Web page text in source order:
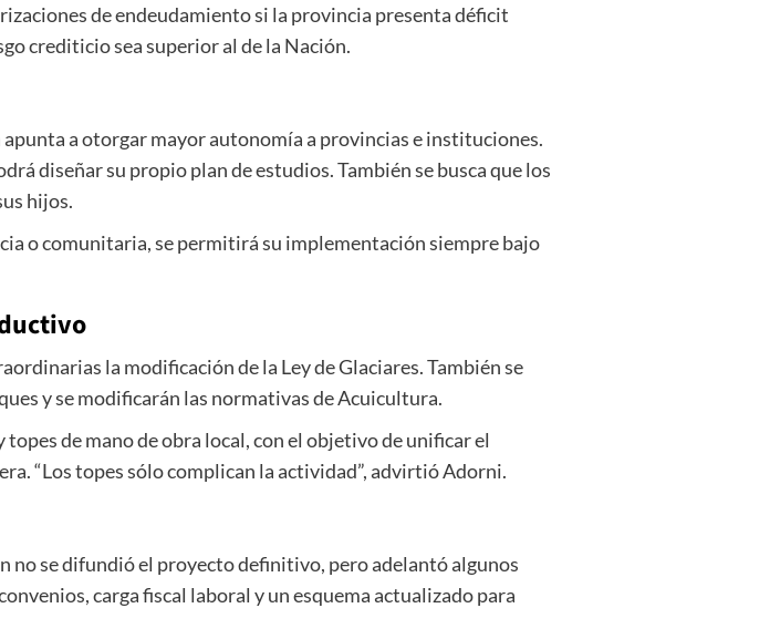
de endeudamiento si la provincia presenta déficit
crediticio sea superior al de la Nación.
a otorgar mayor autonomía a provincias e instituciones.
diseñar su propio plan de estudios. También se busca que los
hijos.
o comunitaria, se permitirá su implementación siempre bajo
la modificación de la Ley de Glaciares. También se
y se modificarán las normativas de Acuicultura.
de mano de obra local, con el objetivo de unificar el
“Los topes sólo complican la actividad”, advirtió Adorni.
no se difundió el proyecto definitivo, pero adelantó algunos
carga fiscal laboral y un esquema actualizado para